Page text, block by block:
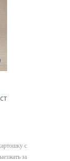
с
за